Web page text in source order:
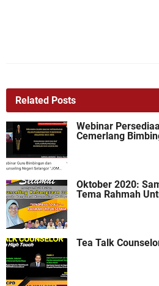
Related Posts
Webinar
Cemerlang
Oktober 2020:
Tema Rahmah
Tea Talk